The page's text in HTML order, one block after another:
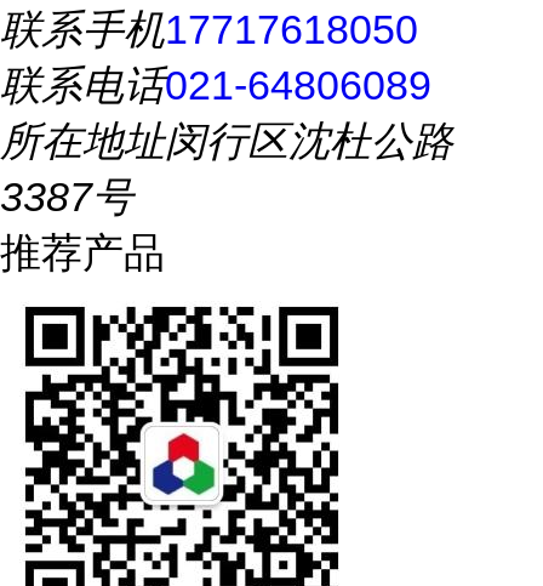
联系手机17717618050
联系电话021-64806089
所在地址闵行区沈杜公路
3387号
推荐产品